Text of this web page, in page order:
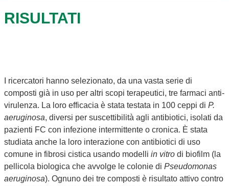
RISULTATI
I ricercatori hanno selezionato, da una vasta serie di
composti già in uso per altri scopi terapeutici, tre farmaci anti-
virulenza. La loro efficacia è stata testata in 100 ceppi di P.
aeruginosa, diversi per suscettibilità agli antibiotici, isolati da
pazienti FC con infezione intermittente o cronica. È stata
studiata anche la loro interazione con antibiotici di uso
comune in fibrosi cistica usando modelli in vitro di biofilm (la
pellicola biologica che avvolge le colonie di Pseudomonas
aeruginosa). Ognuno dei tre composti è risultato attivo contro